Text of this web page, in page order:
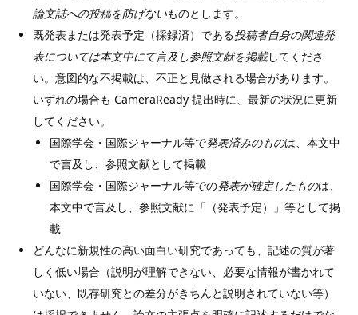
論文誌への投稿を防げないものとします。
既発表または発表予定（採録済）である投稿者自身の関連発
表については本文中にて言及し参照文献を掲載してくださ
い。意図的な不掲載は、不正と見做される場合があります。
いずれの場合も CameraReady 提出時に、最新の状況に更新
してください。
国際学会・国際ジャーナル等で発表済みのものは、本文中
で言及し、参照文献として掲載
国際学会・国際ジャーナル等での発表が確定したものは、
本文中で言及し、参照文献に「（発表予定）」等として掲
載
どんなに新規性の高い面白い研究であっても、記述の質が著
しく低い場合（説明が理解できない、必要な情報が書かれて
いない、既存研究との差分がきちんと説明されていない等）